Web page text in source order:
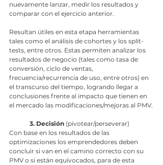
nuevamente lanzar, medir los resultados y
comparar con el ejercicio anterior.
Resultan útiles en esta etapa herramientas
tales como el análisis de cohortes y los split-
tests, entre otros. Estas permiten analizar los
resultados de negocio (tales como tasa de
conversión, ciclo de ventas,
frecuencia/recurrencia de uso, entre otros) en
el transcurso del tiempo, logrando llegar a
conclusiones frente al impacto que tienen en
el mercado las modificaciones/mejoras al PMV.
3. Decisión (pivotear/perseverar)
Con base en los resultados de las
optimizaciones los emprendedores deben
concluir si van en el camino correcto con su
PMV o si están equivocados, para de esta